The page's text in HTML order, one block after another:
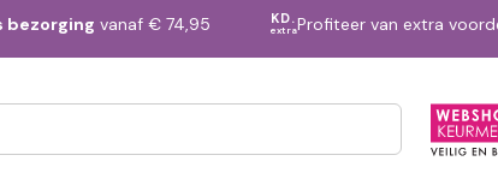
bezorging vanaf € 74,95 KD.
extraProfiteer van extra